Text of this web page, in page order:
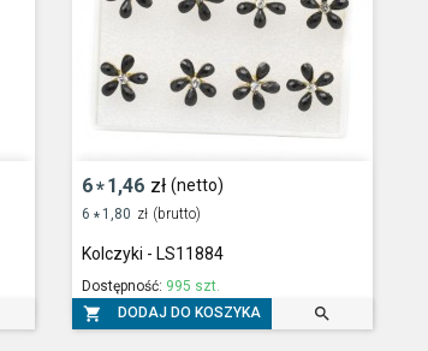
6*1,46 zł (netto)
6 * 1,80 zł (brutto)
Kolczyki - LS11884
Dostępność: 995 szt.
 DODAJ DO KOSZYKA 